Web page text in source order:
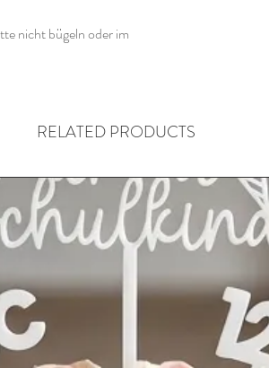
nicht bügeln oder im
RELATED PRODUCTS